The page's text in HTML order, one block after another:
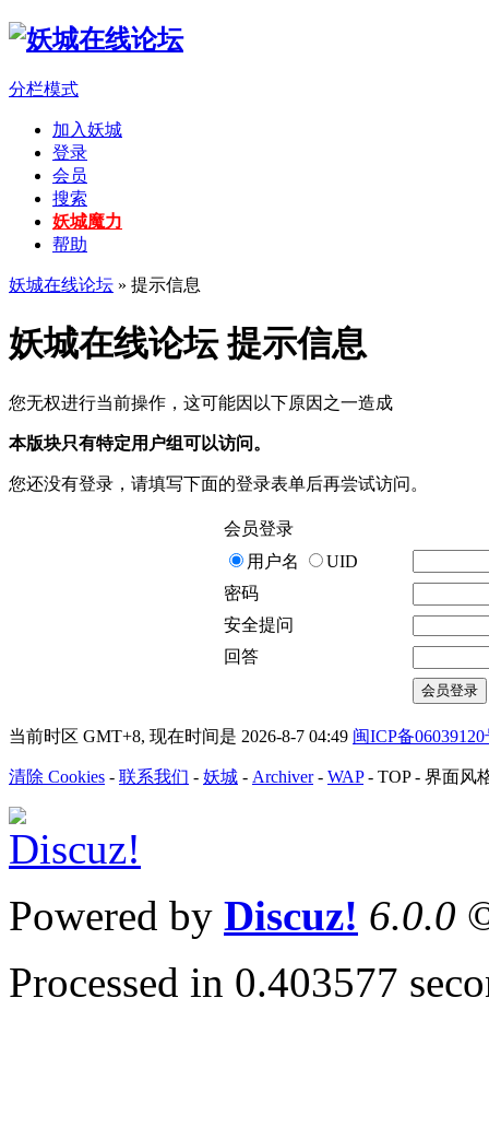
分栏模式
加入妖城
登录
会员
搜索
妖城魔力
帮助
妖城在线论坛 » 提示信息
妖城在线论坛 提示信息
您无权进行当前操作，这可能因以下原因之一造成
本版块只有特定用户组可以访问。
您还没有登录，请填写下面的登录表单后再尝试访问。
会员登录
用户名
UID
密码
安全提问
回答
会员登录
当前时区 GMT+8, 现在时间是 2026-8-7 04:49 闽ICP备06039120
清除 Cookies - 联系我们 - 妖城 - Archiver- WAP- TOP- 界面风
Powered by Discuz! 6.0.0
Processed in 0.403577